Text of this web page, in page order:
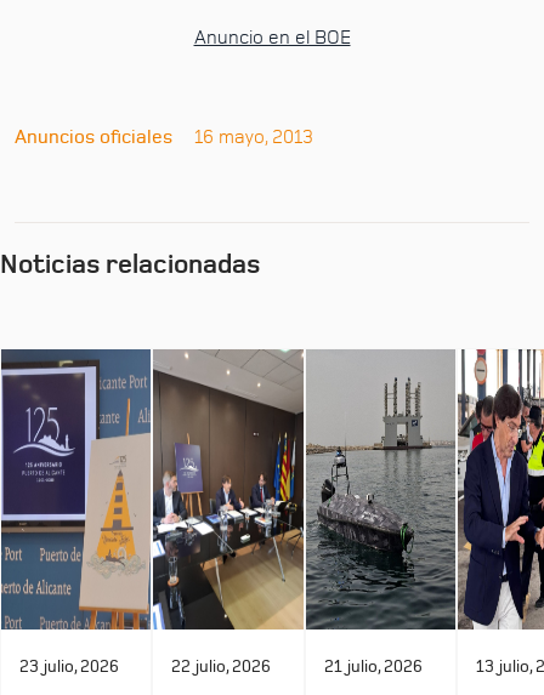
Anuncio en el BOE
Anuncios oficiales 16 mayo, 2013
Noticias relacionadas
23 julio, 2026 22 julio, 2026 21 julio, 2026 13 julio,